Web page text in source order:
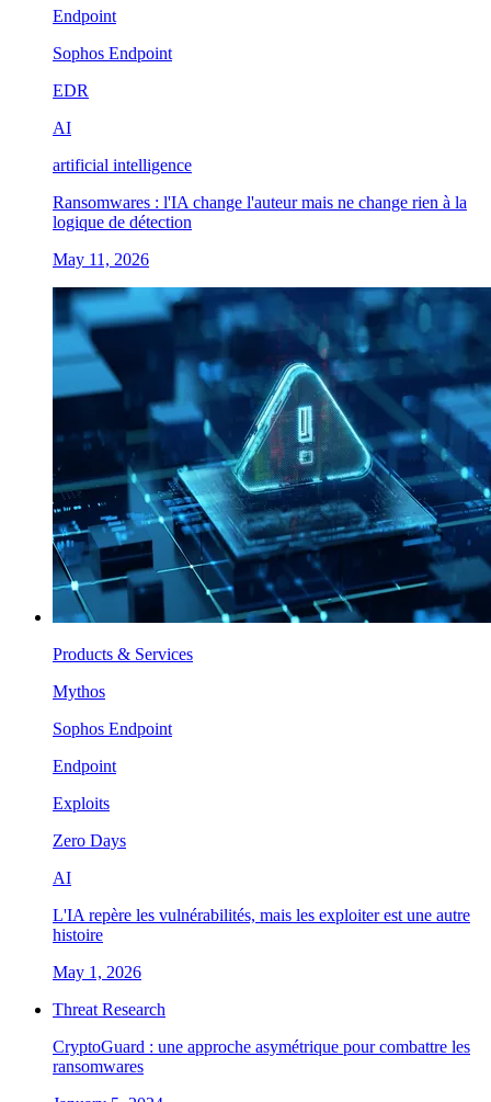
Endpoint
Sophos Endpoint
EDR
AI
artificial intelligence
Ransomwares : l'IA change l'auteur mais ne change rien à la
logique de détection
May 11, 2026
Products & Services
Mythos
Sophos Endpoint
Endpoint
Exploits
Zero Days
AI
L'IA repère les vulnérabilités, mais les exploiter est une autre
histoire
May 1, 2026
Threat Research
CryptoGuard : une approche asymétrique pour combattre les
ransomwares